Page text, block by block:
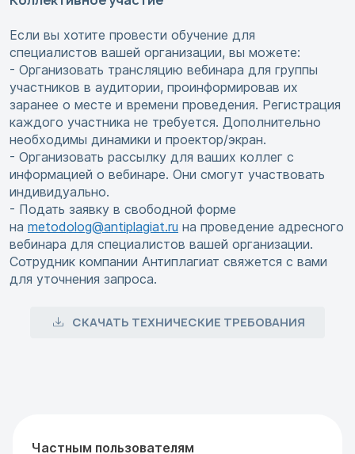
Если вы хотите провести обучение для
специалистов вашей организации, вы можете:
- Организовать трансляцию вебинара для группы
участников в аудитории, проинформировав их
заранее о месте и времени проведения. Регистрация
каждого участника не требуется. Дополнительно
необходимы динамики и проектор/экран.
- Организовать рассылку для ваших коллег с
информацией о вебинаре. Они смогут участвовать
индивидуально.
- Подать заявку в свободной форме
на metodolog@antiplagiat.ru на проведение адресного
вебинара для специалистов вашей организации.
Сотрудник компании Антиплагиат свяжется с вами
для уточнения запроса.
СКАЧАТЬ ТЕХНИЧЕСКИЕ ТРЕБОВАНИЯ
Частным пользователям